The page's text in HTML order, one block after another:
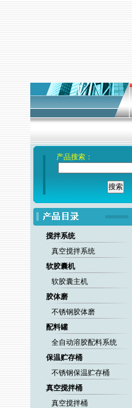
产品搜索：
搅拌系统
真空搅拌系统
软胶囊机
软胶囊主机
胶体磨
不锈钢胶体磨
配料罐
全自动溶胶配料系统
保温贮存桶
不锈钢保温贮存桶
真空搅拌桶
真空搅拌桶